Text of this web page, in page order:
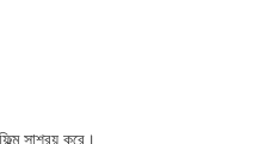
সাশ্রয় করে।